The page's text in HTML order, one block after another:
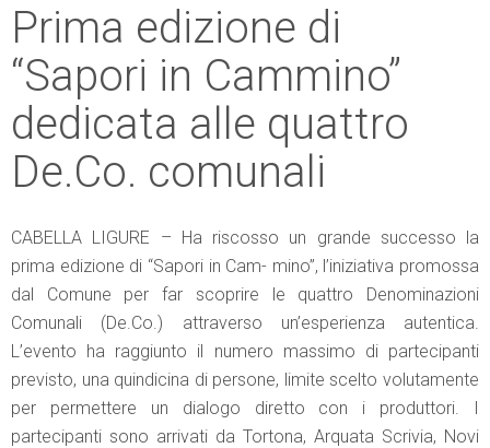
Prima edizione di
“Sapori in Cammino”
dedicata alle quattro
De.Co. comunali
CABELLA LIGURE – Ha riscosso un grande successo la
prima edizione di “Sapori in Cam- mino”, l’iniziativa promossa
dal Comune per far scoprire le quattro Denominazioni
Comunali (De.Co.) attraverso un’esperienza autentica.
L’evento ha raggiunto il numero massimo di partecipanti
previsto, una quindicina di persone, limite scelto volutamente
per permettere un dialogo diretto con i produttori. I
partecipanti sono arrivati da Tortona, Arquata Scrivia, Novi